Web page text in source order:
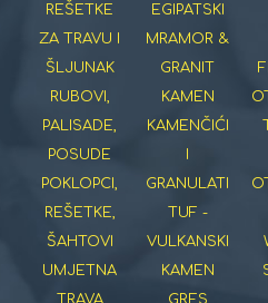
REŠETKE
ZA TRAVU I
ŠLJUNAK
RUBOVI,
PALISADE,
POSUDE
POKLOPCI,
REŠETKE,
ŠAHTOVI
UMJETNA
TRAVA
EGIPATSKI
MRAMOR &
GRANIT
KAMEN
KAMENČIĆI
I
GRANULATI
TUF -
VULKANSKI
KAMEN
GRES